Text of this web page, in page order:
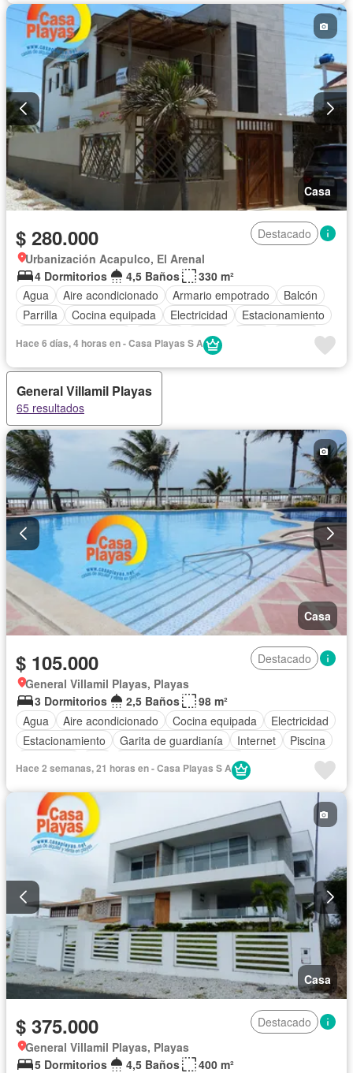
Patio
Casa
$ 280.000
Destacado
Urbanización Acapulco, El Arenal
4 Dormitorios
4,5 Baños
330 m²
Agua
Aire acondicionado Armario empotrado
Balcón
Parrilla
Cocina equipada Electricidad
Estacionamiento
Jardín
Vista panorámica
Wifi
Completamente amoblado
Hace 6 días, 4 horas en - Casa Playas S A
General Villamil Playas
65 resultados
Casa
$ 105.000
Destacado
General Villamil Playas, Playas
3 Dormitorios
2,5 Baños
98 m²
Agua
Aire acondicionado Cocina equipada
Electricidad
Estacionamiento
Garita de guardianía Internet
Piscina
Parcialmente amoblado
Hace 2 semanas, 21 horas en - Casa Playas S A
Casa
$ 375.000
Destacado
General Villamil Playas, Playas
5 Dormitorios
4,5 Baños
400 m²